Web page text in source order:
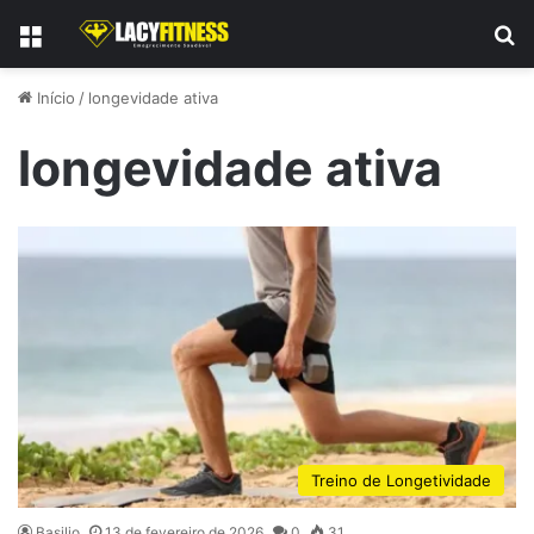
Menu
Início / longevidade ativa
longevidade ativa
Treino de Longetividade